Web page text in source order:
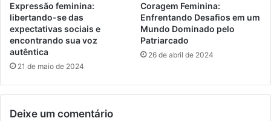
Expressão feminina:
libertando-se das
expectativas sociais e
encontrando sua voz
autêntica
21 de maio de 2024
Coragem Feminina:
Enfrentando Desafios em um
Mundo Dominado pelo
Patriarcado
26 de abril de 2024
Deixe um comentário